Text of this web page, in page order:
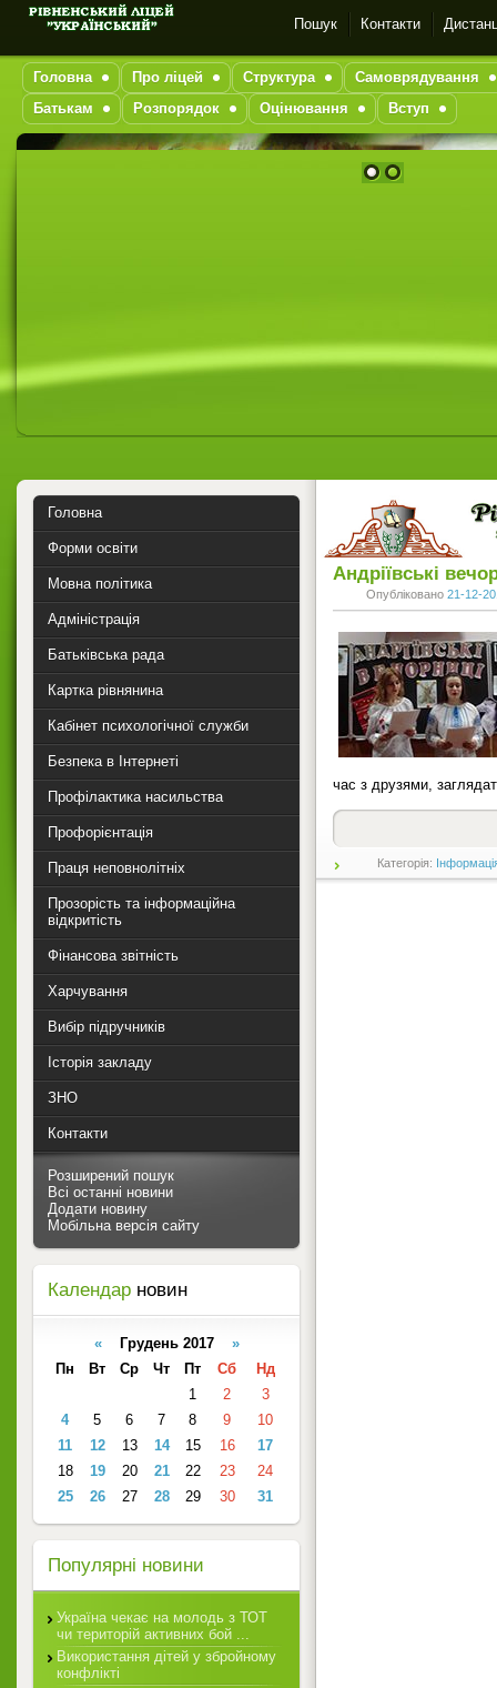
Пошук Контакти
Головна Про ліцей Структура
Самоврядування
Батькам
Розпорядок Оцінювання Вступ
Андріївські
Опубліковано 21-12-
час з друзями,
Категорія:
Головна
Форми освіти
Мовна політика
Адміністрація
Батьківська рада
Картка рівнянина
Кабінет психологічної служби
Безпека в Інтернеті
Профілактика насильства
Профорієнтація
Праця неповнолітніх
Прозорість та інформаційна
відкритість
Фінансова звітність
Харчування
Вибір підручників
Історія закладу
ЗНО
Контакти
Розширений пошук
Всі останні новини
Додати новину
Мобільна версія сайту
Календар новин
«Грудень 2017 »
Пн
Вт Ср Чт Пт Сб
Нд
1
2
3
4
5 6 7 8 9
10
11
12 13 14 15 16
17
18
19 20 21 22 23
24
25
26 27 28 29 30 31
Популярні новини
Україна чекає на молодь з ТОТ
чи територій активних бой ...
Використання дітей у збройному
конфлікті